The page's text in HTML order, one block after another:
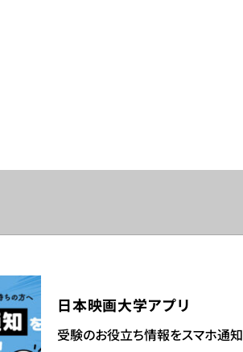
日本映画大学アプリ
受験のお役立ち情報をスマホ通知